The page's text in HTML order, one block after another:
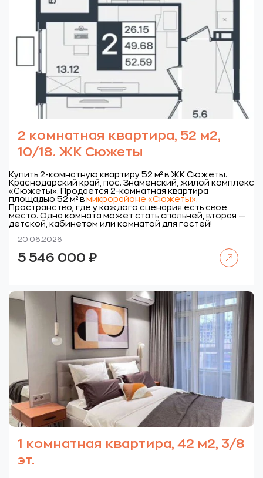
2 комнатная квартира, 52 м2,
10/18. ЖК Сюжеты
Купить 2-комнатную квартиру 52 м² в ЖК Сюжеты.
Краснодарский край, пос. Знаменский, жилой комплекс
«Сюжеты». Продается 2-комнатная квартира
площадью 52 м² в микрорайоне «Сюжеты».
Пространство, где у каждого сценария есть свое
место. Одна комната может стать спальней, вторая —
детской, кабинетом или комнатой для гостей!
20.06.2026
5 546 000 ₽
1 комнатная квартира, 42 м2, 3/8
эт.